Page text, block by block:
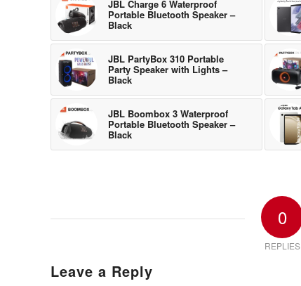
JBL Charge 6 Waterproof
Portable Bluetooth Speaker –
Black
JBL PartyBox 310 Portable
Party Speaker with Lights –
Black
JBL Boombox 3 Waterproof
Portable Bluetooth Speaker –
Black
0
REPLIES
Leave a Reply